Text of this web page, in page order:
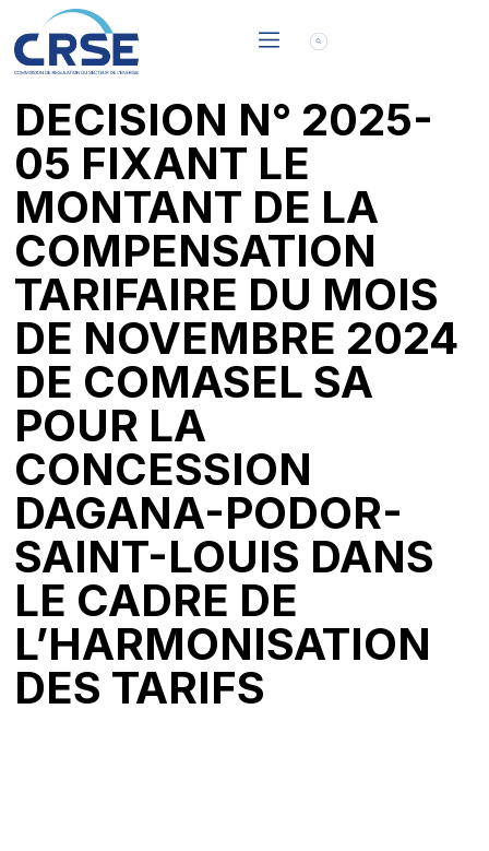
DECISION N° 2025-
05 FIXANT LE
MONTANT DE LA
COMPENSATION
TARIFAIRE DU MOIS
DE NOVEMBRE 2024
DE COMASEL SA
POUR LA
CONCESSION
DAGANA-PODOR-
SAINT-LOUIS DANS
LE CADRE DE
L’HARMONISATION
DES TARIFS